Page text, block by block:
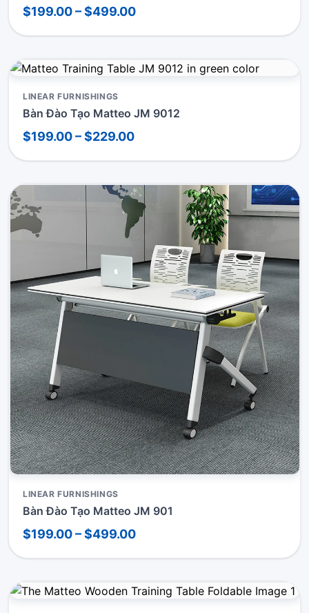
$199.00 – $499.00
LINEAR FURNISHINGS
Bàn Đào Tạo Matteo JM 9012
$199.00 – $229.00
LINEAR FURNISHINGS
Bàn Đào Tạo Matteo JM 901
$199.00 – $499.00